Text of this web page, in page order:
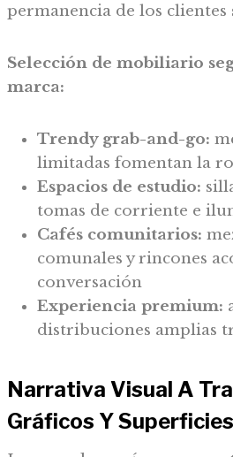
permanencia de los clientes
Selección de mobiliario
marca:
Trendy grab-and-go:
limitadas fomentan la
Espacios de estudio:
tomas de corriente e
Cafés comunitarios:
comunales y rincones
conversación
Experiencia premium:
distribuciones amplias
Narrativa Visual A
Gráficos Y Superficies